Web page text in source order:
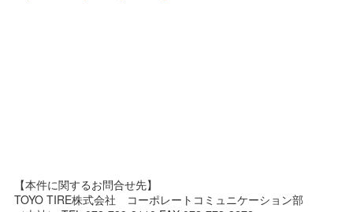
【本件に関するお問合せ先】
TOYO TIRE株式会社 コーポレートコミュニケーション部